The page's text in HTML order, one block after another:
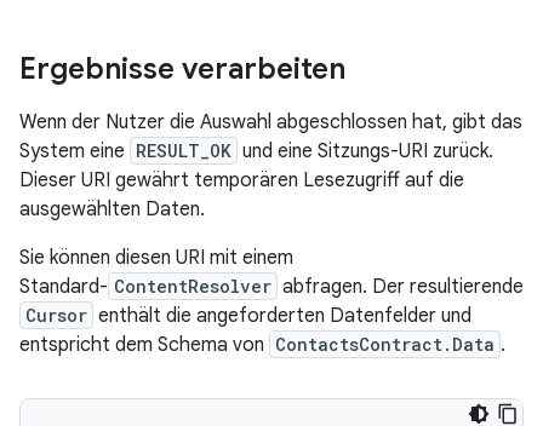
Ergebnisse verarbeiten
Wenn der Nutzer die Auswahl abgeschlossen hat, gibt das
System eine RESULT_OK und eine Sitzungs-URI zurück.
Dieser URI gewährt temporären Lesezugriff auf die
ausgewählten Daten.
Sie können diesen URI mit einem
Standard- ContentResolver abfragen. Der resultierende
Cursor enthält die angeforderten Datenfelder und
entspricht dem Schema von ContactsContract.Data .